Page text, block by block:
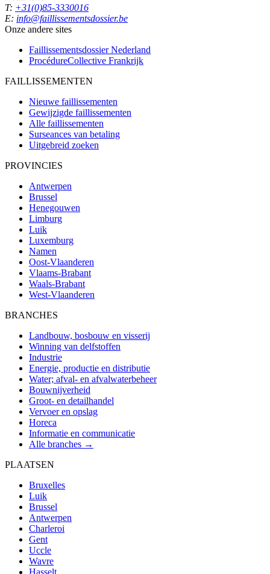
T: +31(0)85-3330016
E: info@faillissementsdossier.be
Onze andere sites
Faillissementsdossier Nederland
ProcédureCollective Frankrijk
FAILLISSEMENTEN
Nieuwe faillissementen
Gewijzigde faillissementen
Alle faillissementen
Surseances van betaling
Uitgebreid zoeken
PROVINCIES
Antwerpen
Brussel
Henegouwen
Limburg
Luik
Luxemburg
Namen
Oost-Vlaanderen
Vlaams-Brabant
Waals-Brabant
West-Vlaanderen
BRANCHES
Landbouw, bosbouw en visserij
Winning van delfstoffen
Industrie
Energie, productie en distributie
Water; afval- en afvalwaterbeheer
Bouwnijverheid
Groot- en detailhandel
Vervoer en opslag
Horeca
Informatie en communicatie
Alle branches →
PLAATSEN
Bruxelles
Luik
Brussel
Antwerpen
Charleroi
Gent
Uccle
Wavre
Hasselt